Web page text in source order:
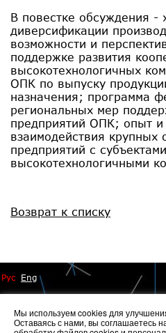
В повестке обсуждения -
диверсификации
возможности и
поддержке развития
высокотехнологичных
ОПК по выпуску
назначения; программа
региональных мер
предприятий ОПК; опыт и
взаимодействия крупных
предприятий с
высокотехнологичными
Возврат к списку
Рус Eng
Мы используем cookies для
Оставаясь с нами, вы соглашаетесь